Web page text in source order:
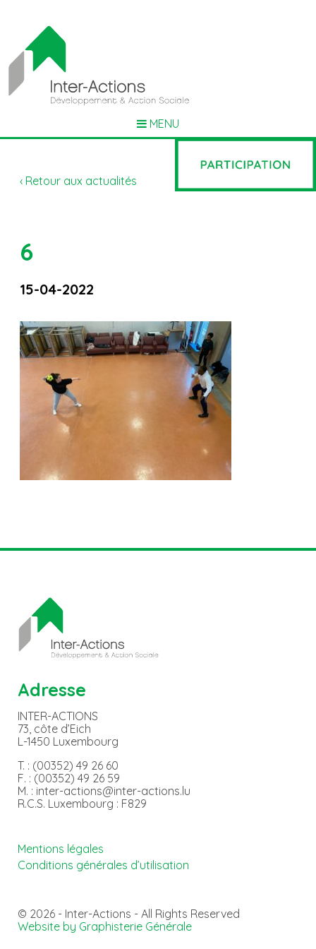
MENU
‹ Retour aux actualités
6
15-04-2022
Adresse
INTER-ACTIONS
73, côte d’Eich
L-1450 Luxembourg
T. : (00352) 49 26 60
F. : (00352) 49 26 59
M. : inter-actions@inter-actions.lu
R.C.S. Luxembourg : F829
Mentions légales
Conditions générales d’utilisation
© 2026 - Inter-Actions - All Rights Reserved
Website by Graphisterie Générale